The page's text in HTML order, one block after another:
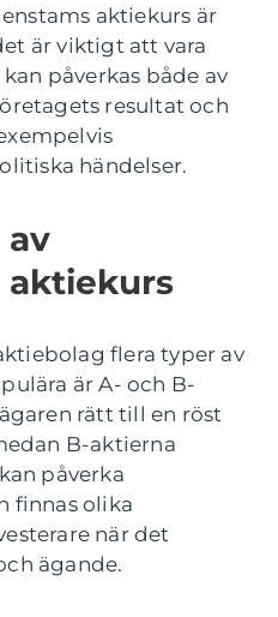
aktiekurs är
är viktigt att vara
påverkas både av
resultat och
händelser.
av
aktiekurs
flera typer av
är A- och B-
rätt till en röst
B-aktierna
påverka
finnas olika
när det
ägande.